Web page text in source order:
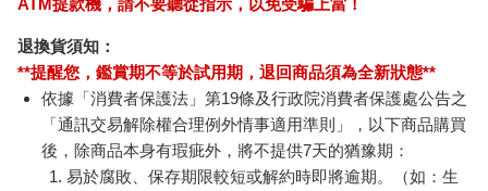
ATM提款機，請不要聽從指示，以免受騙上當！
退換貨須知：
**提醒您，鑑賞期不等於試用期，退回商品須為全新狀態**
依據「消費者保護法」第19條及行政院消費者保護處公告之
「通訊交易解除權合理例外情事適用準則」，以下商品購買
後，除商品本身有瑕疵外，將不提供7天的猶豫期：
易於腐敗、保存期限較短或解約時即將逾期。（如：生